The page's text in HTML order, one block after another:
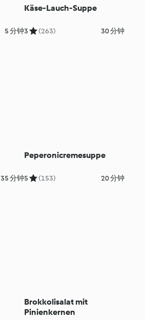
5 分钟
Käse-Lauch-Suppe
3 (263) 30 分钟
35 分钟
Peperonicremesuppe
5 (153) 20 分钟
Brokkolisalat mit
Pinienkernen